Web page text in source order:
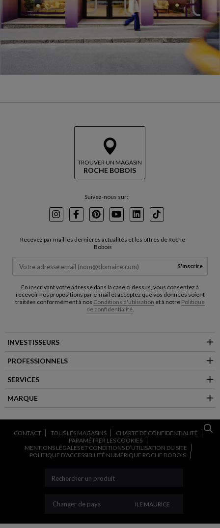
TROUVER UN MAGASIN
ROCHE BOBOIS
Suivez-nous sur:
InstagramFacebookPinterest
YoutubeLinkedInTikTok
Recevez par mail les dernières actualités et les offres de Roche
Bobois
S'inscrire
En inscrivant votre adresse dans la case ci dessus, vous consentez à
recevoir nos propositions par e-mail et acceptez que vos données soient
traitées conformément à nos Conditions d'utilisation et à notre Politique
de confidentialité.
INVESTISSEURS
PROFESSIONNELS
SERVICES
MARQUE
CONTACT TOUS LES MAGASINS
CHARTE DE CONFIDENTIALITÉ
PARAMÉTRER LES COOKIES
MENTIONS LÉGALES ET CONDITIONS D’UTILISATION DU SITE
POLITIQUE D’ACCESSIBILITÉ NUMÉRIQUE ROCHE BOBOIS
Changer de pays CHANGER DE PAYS
ILE MAURICE